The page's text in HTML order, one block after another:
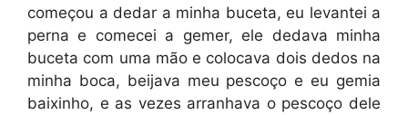
começou a dedar a minha buceta, eu levantei a
perna e comecei a gemer, ele dedava minha
buceta com uma mão e colocava dois dedos na
minha boca, beijava meu pescoço e eu gemia
baixinho, e as vezes arranhava o pescoço dele